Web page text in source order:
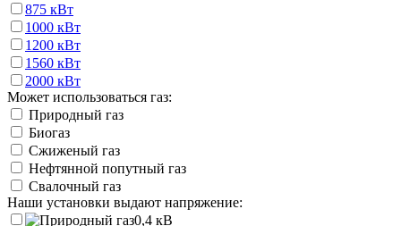
875 кВт
1000 кВт
1200 кВт
1560 кВт
2000 кВт
Может использоваться газ:
Природный газ
Биогаз
Сжиженый газ
Нефтянной попутный газ
Свалочный газ
Наши установки выдают напряжение:
0,4 кВ